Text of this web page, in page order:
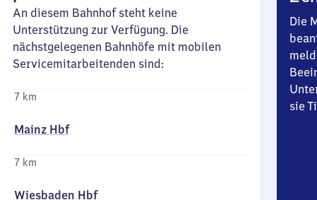
An diesem Bahnhof steht keine
Unterstützung zur Verfügung. Die
nächstgelegenen Bahnhöfe mit mobilen
Servicemitarbeitenden sind:
7 km
Mainz Hbf
7 km
Wiesbaden Hbf
Die
sie